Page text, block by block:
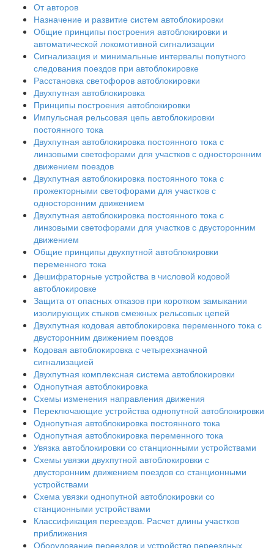
От авторов
Назначение и развитие систем автоблокировки
Общие принципы построения автоблокировки и
автоматической локомотивной сигнализации
Сигнализация и минимальные интервалы попутного
следования поездов при автоблокировке
Расстановка светофоров автоблокировки
Двухпутная автоблокировка
Принципы построения автоблокировки
Импульсная рельсовая цепь автоблокировки
постоянного тока
Двухпутная автоблокировка постоянного тока с
линзовыми светофорами для участков с односторонним
движением поездов
Двухпутная автоблокировка постоянного тока с
прожекторными светофорами для участков с
односторонним движением
Двухпутная автоблокировка постоянного тока с
линзовыми светофорами для участков с двусторонним
движением
Общие принципы двухпутной автоблокировки
переменного тока
Дешифраторные устройства в числовой кодовой
автоблокировке
Защита от опасных отказов при коротком замыкании
изолирующих стыков смежных рельсовых цепей
Двухпутная кодовая автоблокировка переменного тока с
двусторонним движением поездов
Кодовая автоблокировка с четырехзначной
сигнализацией
Двухпутная комплексная система автоблокировки
Однопутная автоблокировка
Схемы изменения направления движения
Переключающие устройства однопутной автоблокировки
Однопутная автоблокировка постоянного тока
Однопутная автоблокировка переменного тока
Увязка автоблокировки со станционными устройствами
Схемы увязки двухпутной автоблокировки с
двусторонним движением поездов со станционными
устройствами
Схема увязки однопутной автоблокировки со
станционными устройствами
Классификация переездов. Расчет длины участков
приближения
Оборудование переездов и устройство переездных